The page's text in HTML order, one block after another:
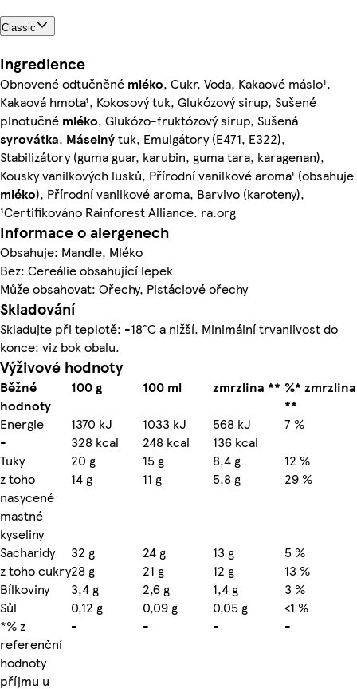
Classic
Ingredience
Obnovené odtučněné mléko, Cukr, Voda, Kakaové máslo¹,
Kakaová hmota¹, Kokosový tuk, Glukózový sirup, Sušené
plnotučné mléko, Glukózo-fruktózový sirup, Sušená
syrovátka, Máselnýtuk, Emulgátory (E471, E322),
Stabilizátory (guma guar, karubin, guma tara, karagenan),
Kousky vanilkových lusků, Přírodní vanilkové aroma¹ (obsahuje
mléko), Přírodní vanilkové aroma, Barvivo (karoteny),
¹Certifikováno Rainforest Alliance. ra.org
Informace o alergenech
Obsahuje: Mandle, Mléko
Bez: Cereálie obsahující lepek
Může obsahovat: Ořechy, Pistáciové ořechy
Skladování
Skladujte při teplotě: -18°C a nižší. Minimální trvanlivost do
konce: viz bok obalu.
Výživové hodnoty
Běžné
hodnoty
100 g 100 ml zmrzlina ** %* zmrzlina
**
Energie
1370 kJ 1033 kJ 568 kJ
7 %
-
328 kcal 248 kcal
136 kcal
Tuky
20 g 15 g 8,4 g
12 %
z toho
nasycené
mastné
kyseliny
14 g 11 g 5,8 g 29 %
Sacharidy 32 g 24 g 13 g
5 %
z toho cukry28 g 21 g 12 g
13 %
Bílkoviny
3,4 g 2,6 g 1,4 g
3 %
Sůl
0,12 g 0,09 g 0,05 g
<1 %
*% z
referenční
hodnoty
příjmu u
- - - -